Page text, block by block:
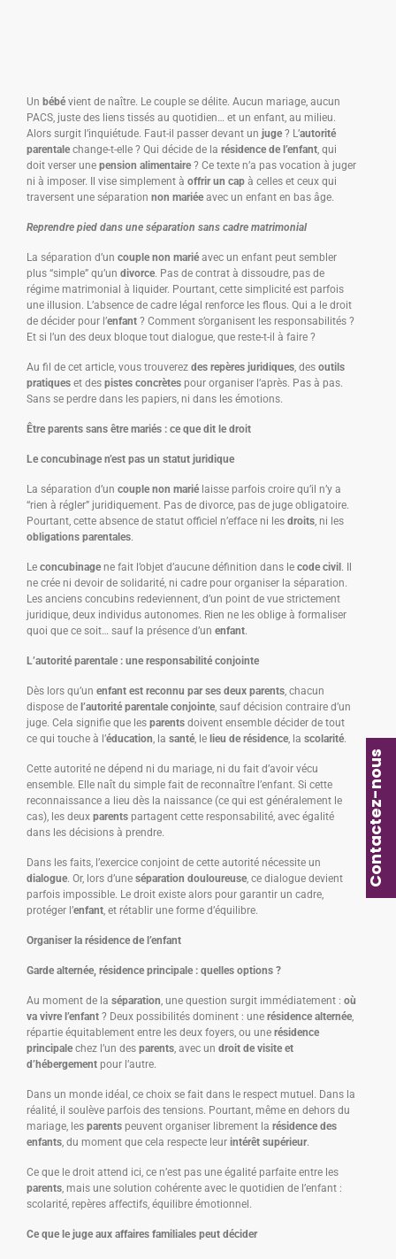
Contactez-nous
Un bébé vient de naître. Le couple se délite. Aucun mariage, aucun
PACS, juste des liens tissés au quotidien… et un enfant, au milieu.
Alors surgit l’inquiétude. Faut-il passer devant un juge ? L’autorité
parentale change-t-elle ? Qui décide de la résidence de l’enfant, qui
doit verser une pension alimentaire ? Ce texte n’a pas vocation à juger
ni à imposer. Il vise simplement à offrir un cap à celles et ceux qui
traversent une séparation non mariée avec un enfant en bas âge.
Reprendre pied dans une séparation sans cadre matrimonial
La séparation d’un couple non marié avec un enfant peut sembler
plus “simple” qu’un divorce. Pas de contrat à dissoudre, pas de
régime matrimonial à liquider. Pourtant, cette simplicité est parfois
une illusion. L’absence de cadre légal renforce les flous. Qui a le droit
de décider pour l’enfant ? Comment s’organisent les responsabilités ?
Et si l’un des deux bloque tout dialogue, que reste-t-il à faire ?
Au fil de cet article, vous trouverez des repères juridiques, des outils
pratiques et des pistes concrètes pour organiser l’après. Pas à pas.
Sans se perdre dans les papiers, ni dans les émotions.
Être parents sans être mariés : ce que dit le droit
Le concubinage n’est pas un statut juridique
La séparation d’un couple non marié laisse parfois croire qu’il n’y a
“rien à régler” juridiquement. Pas de divorce, pas de juge obligatoire.
Pourtant, cette absence de statut officiel n’efface ni les droits, ni les
obligations parentales.
Le concubinage ne fait l’objet d’aucune définition dans le code civil . Il
ne crée ni devoir de solidarité, ni cadre pour organiser la séparation.
Les anciens concubins redeviennent, d’un point de vue strictement
juridique, deux individus autonomes. Rien ne les oblige à formaliser
quoi que ce soit… sauf la présence d’un enfant.
L’autorité parentale : une responsabilité conjointe
Dès lors qu’un enfant est reconnu par ses deux parents, chacun
dispose de l’autorité parentale conjointe, sauf décision contraire d’un
juge. Cela signifie que les parents doivent ensemble décider de tout
ce qui touche à l’éducation, la santé, le lieu de résidence, la scolarité.
Cette autorité ne dépend ni du mariage, ni du fait d’avoir vécu
ensemble. Elle naît du simple fait de reconnaître l’enfant. Si cette
reconnaissance a lieu dès la naissance (ce qui est généralement le
cas), les deux parents partagent cette responsabilité, avec égalité
dans les décisions à prendre.
Dans les faits, l’exercice conjoint de cette autorité nécessite un
dialogue. Or, lors d’une séparation douloureuse, ce dialogue devient
parfois impossible. Le droit existe alors pour garantir un cadre,
protéger l’enfant, et rétablir une forme d’équilibre.
Organiser la résidence de l’enfant
Garde alternée, résidence principale : quelles options ?
Au moment de la séparation, une question surgit immédiatement : où
va vivre l’enfant ? Deux possibilités dominent : une résidence alternée,
répartie équitablement entre les deux foyers, ou une résidence
principale chez l’un des parents, avec un droit de visite et
d’hébergement pour l’autre.
Dans un monde idéal, ce choix se fait dans le respect mutuel. Dans la
réalité, il soulève parfois des tensions. Pourtant, même en dehors du
mariage, les parents peuvent organiser librement la résidence des
enfants, du moment que cela respecte leur intérêt supérieur.
Ce que le droit attend ici, ce n’est pas une égalité parfaite entre les
parents, mais une solution cohérente avec le quotidien de l’enfant :
scolarité, repères affectifs, équilibre émotionnel.
Ce que le juge aux affaires familiales peut décider